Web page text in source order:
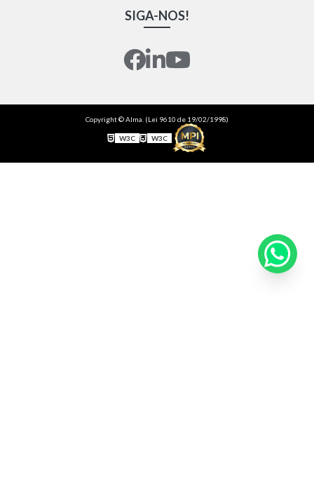
SIGA-NOS!
Copyright © Alma. (Lei 9610 de 19/02/1998)
W3C W3C